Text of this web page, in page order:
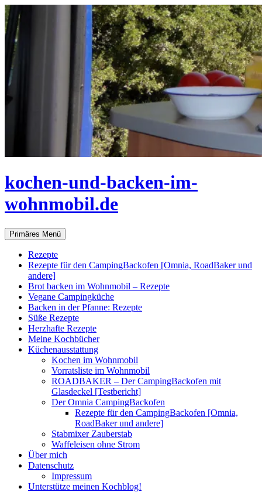
Zum
Inhalt
springen
kochen-und-backen-im-
wohnmobil.de
Suchen
Primäres Menü
Rezepte
Rezepte für den CampingBackofen [Omnia, RoadBaker und
andere]
Brot backen im Wohnmobil – Rezepte
Vegane Campingküche
Backen in der Pfanne: Rezepte
Süße Rezepte
Herzhafte Rezepte
Meine Kochbücher
Küchenausstattung
Kochen im Wohnmobil
Vorratsliste im Wohnmobil
ROADBAKER – Der CampingBackofen mit
Glasdeckel [Testbericht]
Der Omnia CampingBackofen
Rezepte für den CampingBackofen [Omnia,
RoadBaker und andere]
Stabmixer Zauberstab
Waffeleisen ohne Strom
Über mich
Datenschutz
Impressum
Unterstütze meinen Kochblog!